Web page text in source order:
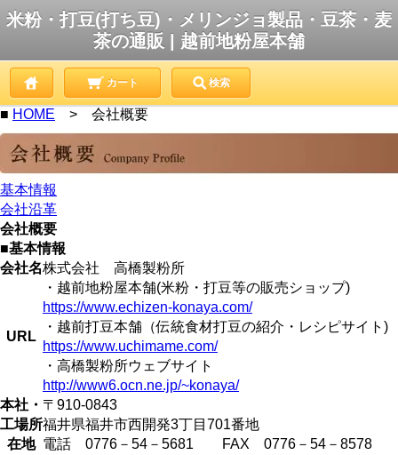
米粉・打豆(打ち豆)・メリンジョ製品・豆茶・麦
茶の通販 | 越前地粉屋本舗
カート 検索
■ HOME > 会社概要
基本情報
会社沿革
会社概要
■基本情報
会社名株式会社 高橋製粉所
URL
・越前地粉屋本舗(米粉・打豆等の販売ショップ)
https://www.echizen-konaya.com/
・越前打豆本舗（伝統食材打豆の紹介・レシピサイト)
https://www.uchimame.com/
・高橋製粉所ウェブサイト
http://www6.ocn.ne.jp/~konaya/
本社・
工場所
在地
〒910-0843
福井県福井市西開発3丁目701番地
電話 0776－54－5681 FAX 0776－54－8578